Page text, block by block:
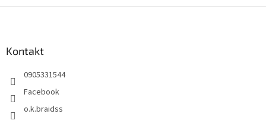
Kontakt
0905331544
Facebook
o.k.braidss